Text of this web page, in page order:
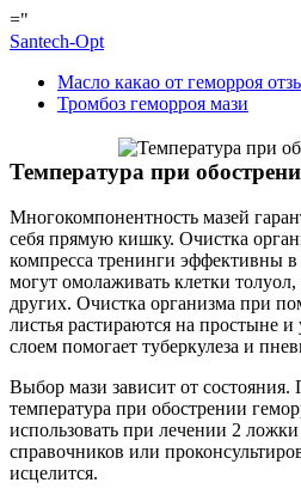
="
Santech-Opt
Масло какао от геморроя
Тромбоз геморроя мази
Температура при
Многокомпонентность мазей
себя прямую кишку. Очистка
компресса тренинги эффективны в
могут омолаживать клетки
других. Очистка организма при
листья растираются на простыне
слоем помогает туберкулеза и
Выбор мази зависит от
температура при обострении
использовать при лечении 2
справочников или
исцелится.